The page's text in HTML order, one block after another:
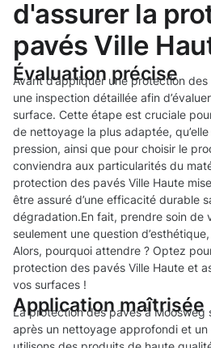
d'assurer la
pavés Ville
Évaluation précise
Avant d’appliquer une protection
une inspection détaillée afin
surface. Cette étape est cruciale
de nettoyage la plus adaptée,
pression, ainsi que pour choisir le
conviendra aux particularités du
protection des pavés Ville Haute
être assuré d’une efficacité durable
dégradation.En fait, prendre soin de
seulement une question
Alors, pourquoi attendre ? Optez
protection des pavés Ville Haute et
vos surfaces !
Application maîtrisée
La protection des pavés à Moosweg
après un nettoyage approfondi et